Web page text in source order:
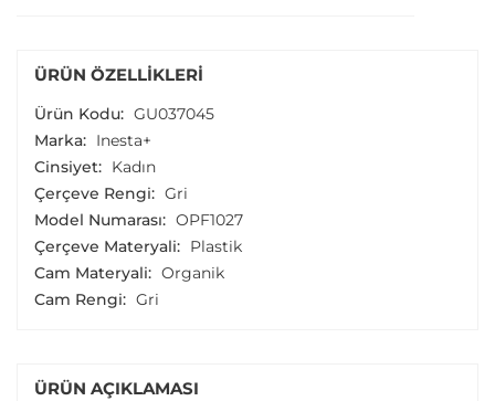
ÜRÜN AÇIKLAMASI
ÜRÜN ÖZELLIKLERI
Ürün Kodu: GU037045
Marka: Inesta+
Cinsiyet: Kadın
Çerçeve Rengi: Gri
Model Numarası: OPF1027
Çerçeve Materyali: Plastik
Cam Materyali: Organik
Cam Rengi: Gri